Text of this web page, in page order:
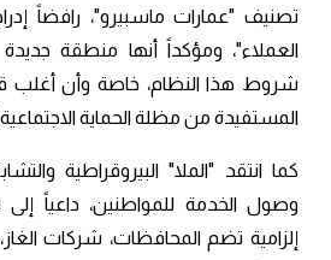
تصنيف "عمارات ماسبيرو"، رافضاً
العملاء"، ومؤكداً أنها منطقة
شروط هذا النظام، خاصة وأن أغلب
المستفيدة من مظلة الحماية
كما انتقد "الملا" البيروقراطية
وصول الخدمة للمواطنين، داعياً
إلزامية تضم المحافظات، شركات